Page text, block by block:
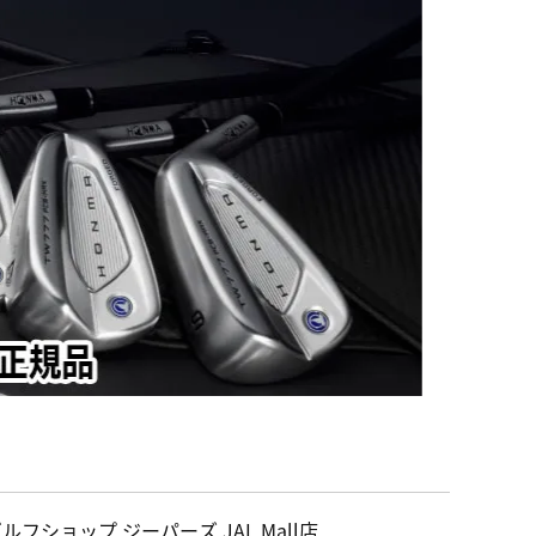
フショップ ジーパーズ JAL Mall店